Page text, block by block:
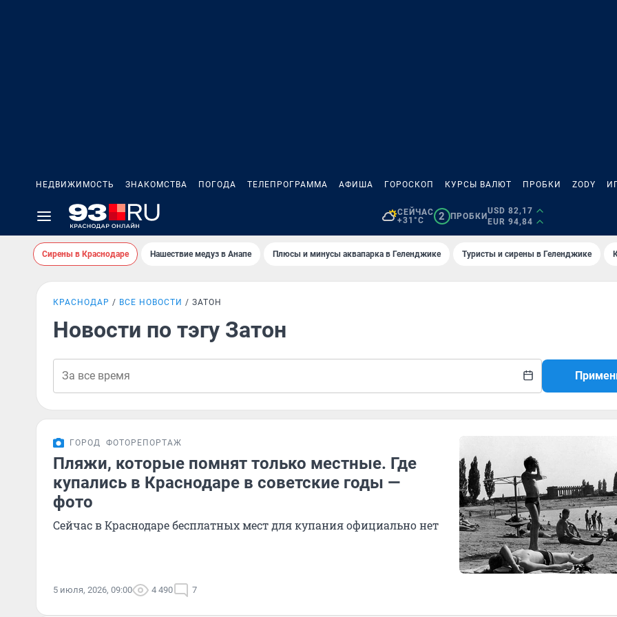
НЕДВИЖИМОСТЬ ЗНАКОМСТВА ПОГОДА ТЕЛЕПРОГРАММА АФИША ГОРОСКОП КУРСЫ ВАЛЮТ ПРОБКИ ZODY
СЕЙЧАС
+31°C
2 ПРОБКИ
USD 82,17
EUR 94,84
Сирены в Краснодаре Нашествие медуз в Анапе Плюсы и минусы аквапарка в Геленджике Туристы и сирены в Геленджике
КРАСНОДАР ВСЕ НОВОСТИ ЗАТОН
Новости по тэгу Затон
ГОРОД ФОТОРЕПОРТАЖ
Пляжи, которые помнят только местные. Где
купались в Краснодаре в советские годы —
фото
Сейчас в Краснодаре бесплатных мест для купания официально нет
5 июля, 2026, 09:00 4 490 7